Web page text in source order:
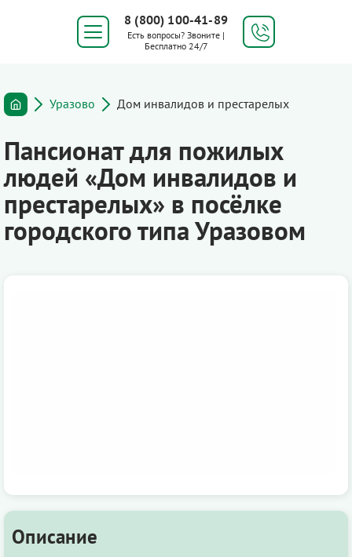
8 (800) 100-41-89
Есть вопросы? Звоните |
Бесплатно 24/7
Уразово Дом инвалидов и престарелых
Пансионат для пожилых
людей «Дом инвалидов и
престарелых» в посёлке
городского типа Уразовом
Описание